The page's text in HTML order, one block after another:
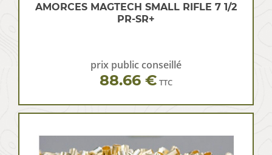
AMORCES MAGTECH SMALL RIFLE 7 1/2
PR-SR+
prix public conseillé
88.66 € TTC